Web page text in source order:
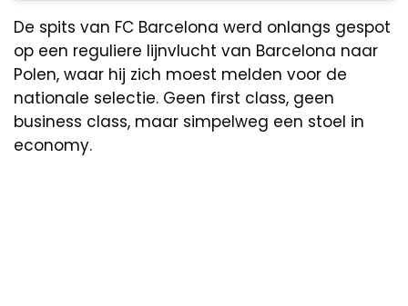
De spits van FC Barcelona werd onlangs gespot
op een reguliere lijnvlucht van Barcelona naar
Polen, waar hij zich moest melden voor de
nationale selectie. Geen first class, geen
business class, maar simpelweg een stoel in
economy.